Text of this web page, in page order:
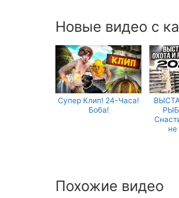
Новые видео с
Супер Клип! 24-Часа!
Боба!
не
Похожие видео